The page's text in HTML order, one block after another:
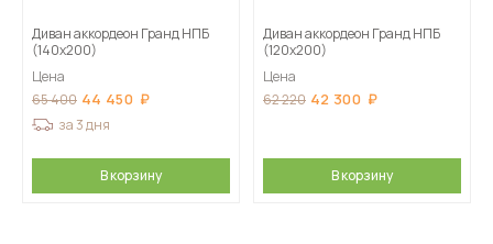
Диван аккордеон Гранд НПБ
(140х200)
Цена
65 400 44 450
за 3 дня
В корзину
Диван аккордеон Гранд НПБ
(120х200)
Цена
62 220 42 300
В корзину